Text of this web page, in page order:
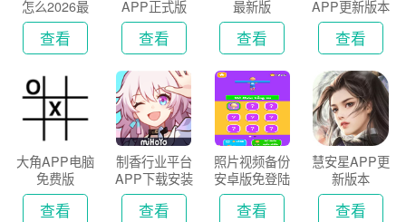
怎么2026最
新版
查看
APP正式版
查看
最新版
查看
APP更新版本
2026
查看
大角APP电脑
免费版
查看
制香行业平台
APP下载安装
2026
查看
照片视频备份
安卓版免登陆
版
查看
慧安星APP更
新版本
查看